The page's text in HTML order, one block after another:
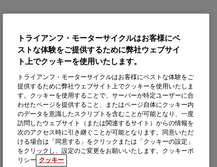
トライアンフ・モーターサイクルはお客様にベ
ストな体験をご提供するために弊社ウェブサイ
ト上でクッキーを使用いたします。
トライアンフ・モーターサイクルはお客様にベストな体験をご
提供するために弊社ウェブサイト上でクッキーを使用いたしま
す。クッキーを使用することで、サーバーが特定ユーザーに合
わせたページを提供すること、またはページ自体にクッキー内
のデータを意識したスクリプトを含むことが可能となり、一度
訪問したウェブサイト（または関連するサイト）からの情報を
次のアクセス時に引き継ぐことが可能となります。同意いただ
ける場合は「同意する」をクリックまたは「クッキーの設定」
をクリックし、設定のご変更をお願いいたします。クッキーポ
リシー クッキー